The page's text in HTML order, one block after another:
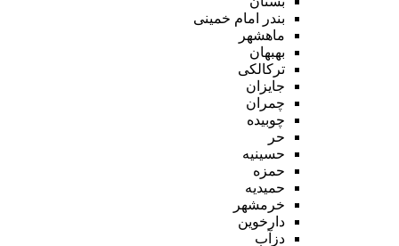
بندر امام خمینی
ماهشهر
بهبهان
ترکالکی
جایزان
چمران
چوبیده
حر
حسینیه
حمزه
حمیدیه
خرمشهر
دارخوین
دزآب